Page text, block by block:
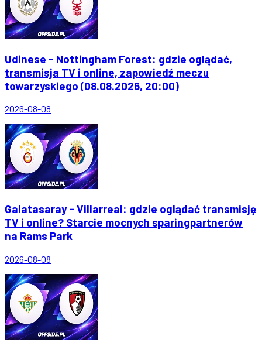
Udinese - Nottingham Forest: gdzie oglądać,
transmisja TV i online, zapowiedź meczu
towarzyskiego (08.08.2026, 20:00)
2026-08-08
Galatasaray - Villarreal: gdzie oglądać transmisję
TV i online? Starcie mocnych sparingpartnerów
na Rams Park
2026-08-08